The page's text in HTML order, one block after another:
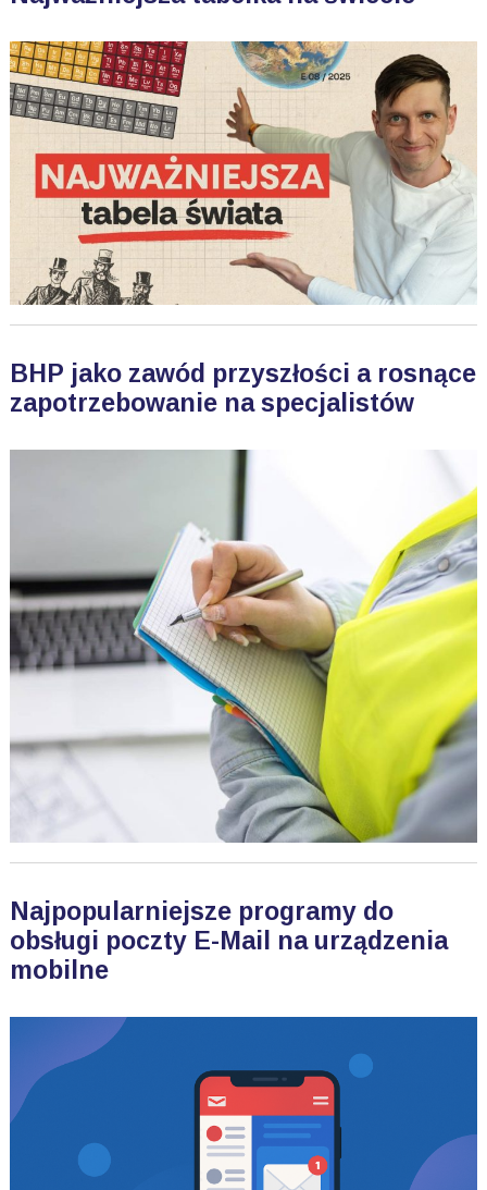
BHP jako zawód przyszłości a rosnące
zapotrzebowanie na specjalistów
Najpopularniejsze programy do
obsługi poczty E-Mail na urządzenia
mobilne